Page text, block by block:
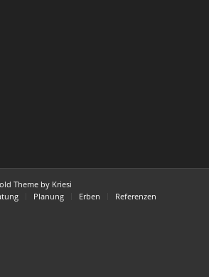
Theme by Kriesi
Planung Erben Referenzen